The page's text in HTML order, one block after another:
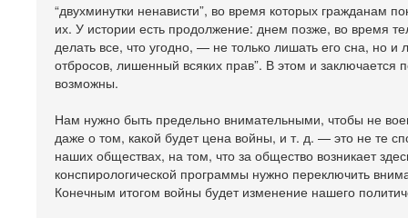
“двухминутки ненависти”, во время которых гражданам
их. У истории есть продолжение: днем позже, во время
делать все, что угодно, — не только лишать его сна, но
отбросов, лишенный всяких прав”. В этом и заключается
возможны.
Нам нужно быть предельно внимательными, чтобы не
даже о том, какой будет цена войны, и т. д. — это не те
наших обществах, на том, что за общество возникает
конспирологической программы нужно переключить
Конечным итогом войны будет изменение нашего